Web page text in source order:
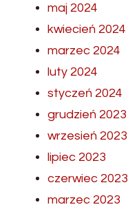
maj 2024
kwiecień 2024
marzec 2024
luty 2024
styczeń 2024
grudzień 2023
wrzesień 2023
lipiec 2023
czerwiec 2023
marzec 2023